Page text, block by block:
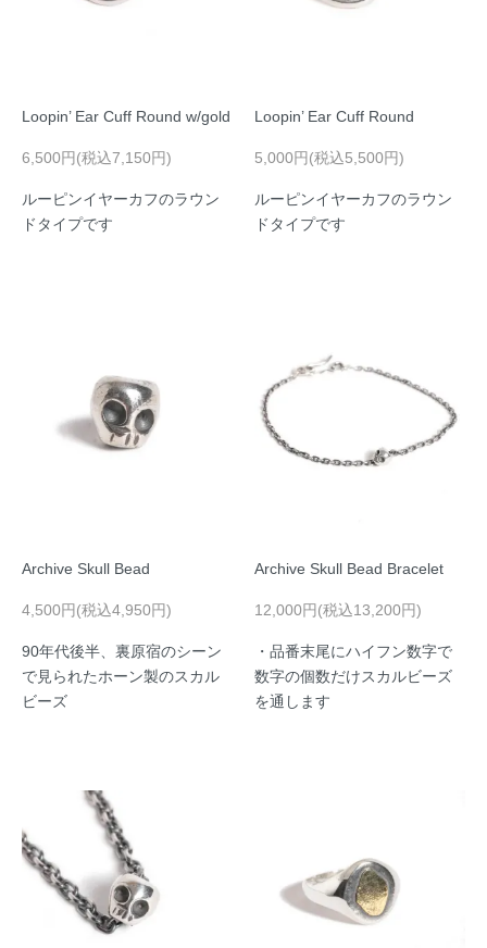
Loopin’ Ear Cuff Round w/gold
6,500円(税込7,150円)
ルーピンイヤーカフのラウン
ドタイプです
Loopin’ Ear Cuff Round
5,000円(税込5,500円)
ルーピンイヤーカフのラウン
ドタイプです
Archive Skull Bead
4,500円(税込4,950円)
90年代後半、裏原宿のシーン
で見られたホーン製のスカル
ビーズ
Archive Skull Bead Bracelet
12,000円(税込13,200円)
・品番末尾にハイフン数字で
数字の個数だけスカルビーズ
を通します